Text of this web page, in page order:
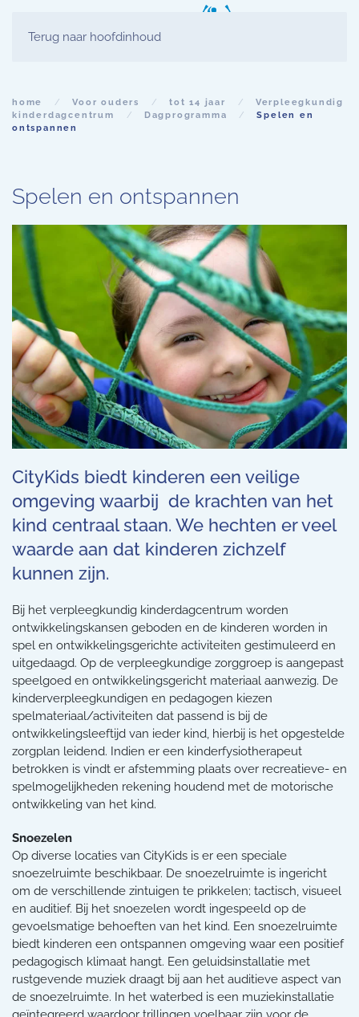
Terug naar hoofdinhoud
home Voor ouders tot 14 jaar
Verpleegkundig
kinderdagcentrum
Dagprogramma
Spelen en
ontspannen
Spelen en ontspannen
CityKids biedt kinderen een veilige
omgeving waarbij de krachten van het
kind centraal staan. We hechten er veel
waarde aan dat kinderen zichzelf
kunnen zijn.
Bij het verpleegkundig kinderdagcentrum worden
ontwikkelingskansen geboden en de kinderen worden in
spel en ontwikkelingsgerichte activiteiten gestimuleerd en
uitgedaagd. Op de verpleegkundige zorggroep is aangepast
speelgoed en ontwikkelingsgericht materiaal aanwezig. De
kinderverpleegkundigen en pedagogen kiezen
spelmateriaal/activiteiten dat passend is bij de
ontwikkelingsleeftijd van ieder kind, hierbij is het opgestelde
zorgplan leidend. Indien er een kinderfysiotherapeut
betrokken is vindt er afstemming plaats over recreatieve- en
spelmogelijkheden rekening houdend met de motorische
ontwikkeling van het kind.
Snoezelen
Op diverse locaties van CityKids is er een speciale
snoezelruimte beschikbaar. De snoezelruimte is ingericht
om de verschillende zintuigen te prikkelen; tactisch, visueel
en auditief. Bij het snoezelen wordt ingespeeld op de
gevoelsmatige behoeften van het kind. Een snoezelruimte
biedt kinderen een ontspannen omgeving waar een positief
pedagogisch klimaat hangt. Een geluidsinstallatie met
rustgevende muziek draagt bij aan het auditieve aspect van
de snoezelruimte. In het waterbed is een muziekinstallatie